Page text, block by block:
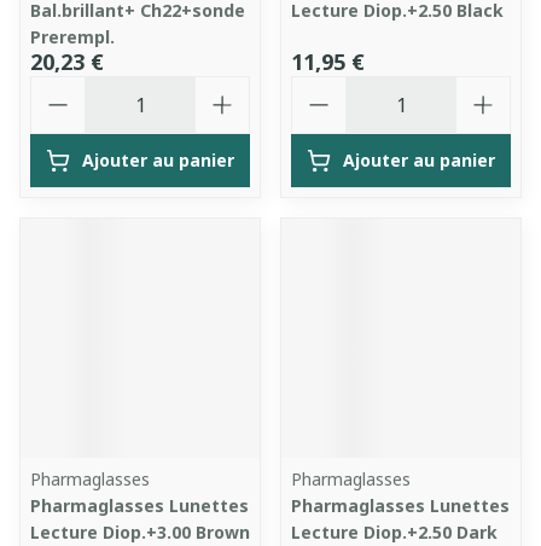
Bal.brillant+ Ch22+sonde
Prerempl.
20,23 €
Ajouter au panier
Lecture Diop.+2.50 Black
11,95 €
Ajouter au panier
Pharmaglasses
Pharmaglasses Lunettes
Lecture Diop.+3.00 Brown
Pharmaglasses
Pharmaglasses Lunettes
Lecture Diop.+2.50 Dark